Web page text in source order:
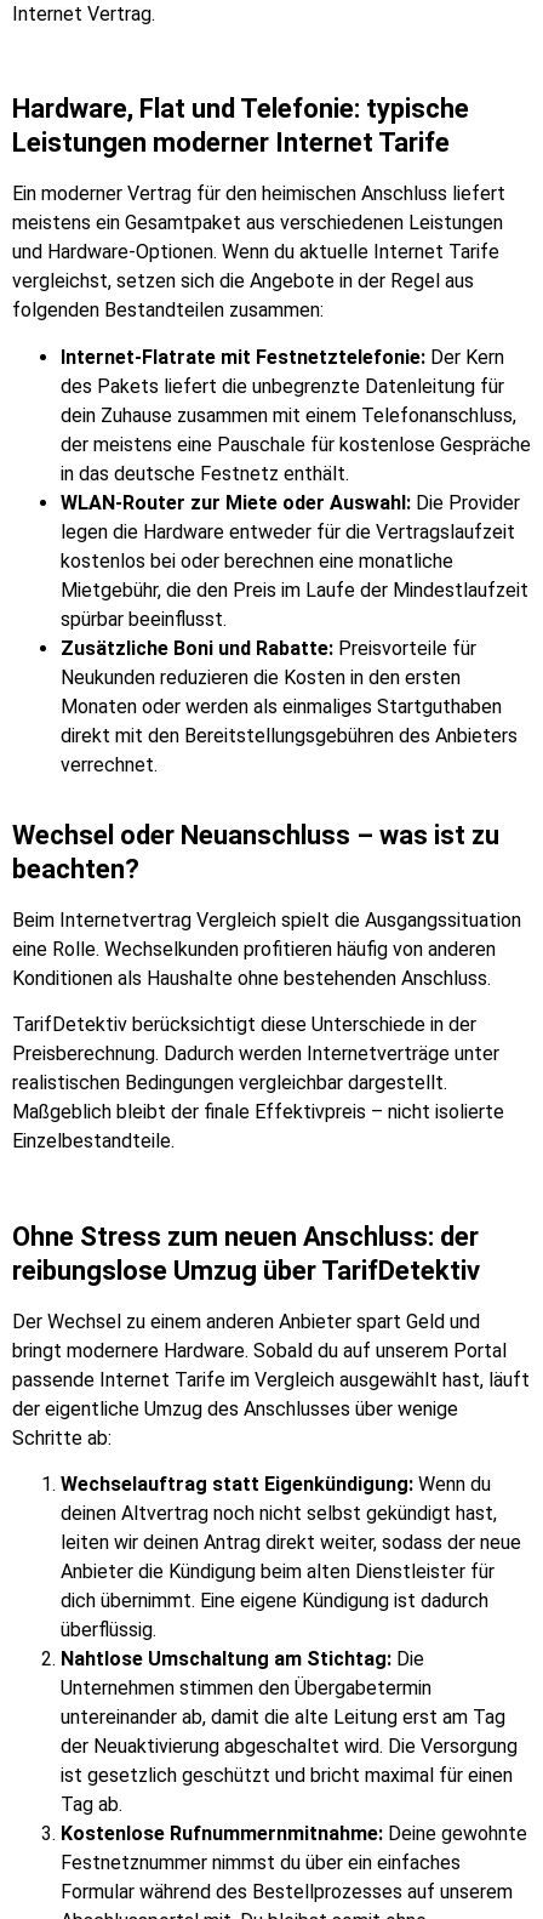
Internet Vertrag.
Hardware, Flat und Telefonie: typische
Leistungen moderner Internet Tarife
Ein moderner Vertrag für den heimischen Anschluss liefert
meistens ein Gesamtpaket aus verschiedenen Leistungen
und Hardware-Optionen. Wenn du aktuelle Internet Tarife
vergleichst, setzen sich die Angebote in der Regel aus
folgenden Bestandteilen zusammen:
Internet-Flatrate mit Festnetztelefonie: Der Kern
des Pakets liefert die unbegrenzte Datenleitung für
dein Zuhause zusammen mit einem Telefonanschluss,
der meistens eine Pauschale für kostenlose Gespräche
in das deutsche Festnetz enthält.
WLAN-Router zur Miete oder Auswahl: Die Provider
legen die Hardware entweder für die Vertragslaufzeit
kostenlos bei oder berechnen eine monatliche
Mietgebühr, die den Preis im Laufe der Mindestlaufzeit
spürbar beeinflusst.
Zusätzliche Boni und Rabatte: Preisvorteile für
Neukunden reduzieren die Kosten in den ersten
Monaten oder werden als einmaliges Startguthaben
direkt mit den Bereitstellungsgebühren des Anbieters
verrechnet.
Wechsel oder Neuanschluss – was ist zu
beachten?
Beim Internetvertrag Vergleich spielt die Ausgangssituation
eine Rolle. Wechselkunden profitieren häufig von anderen
Konditionen als Haushalte ohne bestehenden Anschluss.
TarifDetektiv berücksichtigt diese Unterschiede in der
Preisberechnung. Dadurch werden Internetverträge unter
realistischen Bedingungen vergleichbar dargestellt.
Maßgeblich bleibt der finale Effektivpreis – nicht isolierte
Einzelbestandteile.
Ohne Stress zum neuen Anschluss: der
reibungslose Umzug über TarifDetektiv
Der Wechsel zu einem anderen Anbieter spart Geld und
bringt modernere Hardware. Sobald du auf unserem Portal
passende Internet Tarife im Vergleich ausgewählt hast, läuft
der eigentliche Umzug des Anschlusses über wenige
Schritte ab:
Wechselauftrag statt Eigenkündigung: Wenn du
deinen Altvertrag noch nicht selbst gekündigt hast,
leiten wir deinen Antrag direkt weiter, sodass der neue
Anbieter die Kündigung beim alten Dienstleister für
dich übernimmt. Eine eigene Kündigung ist dadurch
überflüssig.
Nahtlose Umschaltung am Stichtag: Die
Unternehmen stimmen den Übergabetermin
untereinander ab, damit die alte Leitung erst am Tag
der Neuaktivierung abgeschaltet wird. Die Versorgung
ist gesetzlich geschützt und bricht maximal für einen
Tag ab.
Kostenlose Rufnummernmitnahme: Deine gewohnte
Festnetznummer nimmst du über ein einfaches
Formular während des Bestellprozesses auf unserem